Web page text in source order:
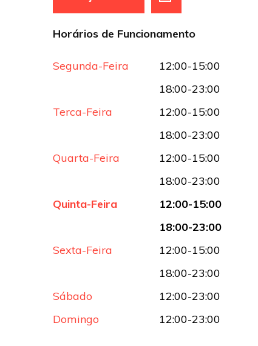
Horários de Funcionamento
Segunda-Feira
12:00-15:00
18:00-23:00
Terca-Feira
12:00-15:00
18:00-23:00
Quarta-Feira
12:00-15:00
18:00-23:00
Quinta-Feira
12:00-15:00
18:00-23:00
Sexta-Feira
12:00-15:00
18:00-23:00
Sábado
12:00-23:00
Domingo
12:00-23:00